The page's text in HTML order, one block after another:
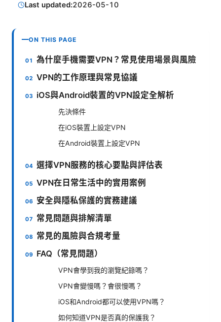
Last updated:2026-05-10
ON THIS PAGE
為什麼手機需要VPN？常見使用場景與風險
VPN的工作原理與常見協議
iOS與Android裝置的VPN設定全解析
先決條件
在iOS裝置上設定VPN
在Android裝置上設定VPN
選擇VPN服務的核心要點與評估表
VPN在日常生活中的實用案例
安全與隱私保護的實務建議
常見問題與排解清單
常見的風險與合規考量
FAQ（常見問題）
VPN會學到我的瀏覽紀錄嗎？
VPN會變慢嗎？會很慢嗎？
iOS和Android都可以使用VPN嗎？
如何知道VPN是否真的保護我？